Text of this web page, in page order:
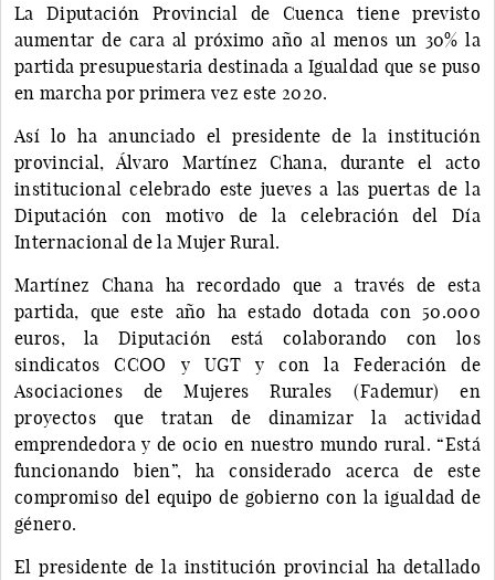
La Diputación Provincial de Cuenca tiene previsto
aumentar de cara al próximo año al menos un 30% la
partida presupuestaria destinada a Igualdad que se puso
en marcha por primera vez este 2020.
Así lo ha anunciado el presidente de la institución
provincial, Álvaro Martínez Chana, durante el acto
institucional celebrado este jueves a las puertas de la
Diputación con motivo de la celebración del Día
Internacional de la Mujer Rural.
Martínez Chana ha recordado que a través de esta
partida, que este año ha estado dotada con 50.000
euros, la Diputación está colaborando con los
sindicatos CCOO y UGT y con la Federación de
Asociaciones de Mujeres Rurales (Fademur) en
proyectos que tratan de dinamizar la actividad
emprendedora y de ocio en nuestro mundo rural. “Está
funcionando bien”, ha considerado acerca de este
compromiso del equipo de gobierno con la igualdad de
género.
El presidente de la institución provincial ha detallado